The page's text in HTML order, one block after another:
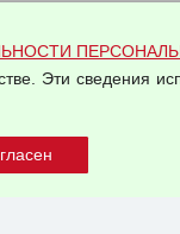
Оплата и возвраты
Арендодателям
Эти сведения